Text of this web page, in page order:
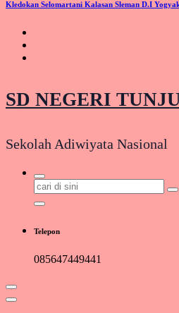
Kledokan Selomartani Kalasan Sleman D.I
SD NEGERI
Sekolah Adiwiyata Nasional
Pencarian
untuk:
Telepon
085647449441